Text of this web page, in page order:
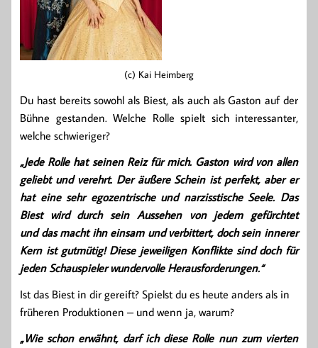
(c) Kai Heimberg
Du hast bereits sowohl als Biest, als auch als Gaston auf der
Bühne gestanden. Welche Rolle spielt sich interessanter,
welche schwieriger?
„Jede Rolle hat seinen Reiz für mich. Gaston wird von allen
geliebt und verehrt. Der äußere Schein ist perfekt, aber er
hat eine sehr egozentrische und narzisstische Seele. Das
Biest wird durch sein Aussehen von jedem gefürchtet
und das macht ihn einsam und verbittert, doch sein innerer
Kern ist gutmütig! Diese jeweiligen Konflikte sind doch für
jeden Schauspieler wundervolle Herausforderungen.“
Ist das Biest in dir gereift? Spielst du es heute anders als in
früheren Produktionen – und wenn ja, warum?
„Wie schon erwähnt, darf ich diese Rolle nun zum vierten